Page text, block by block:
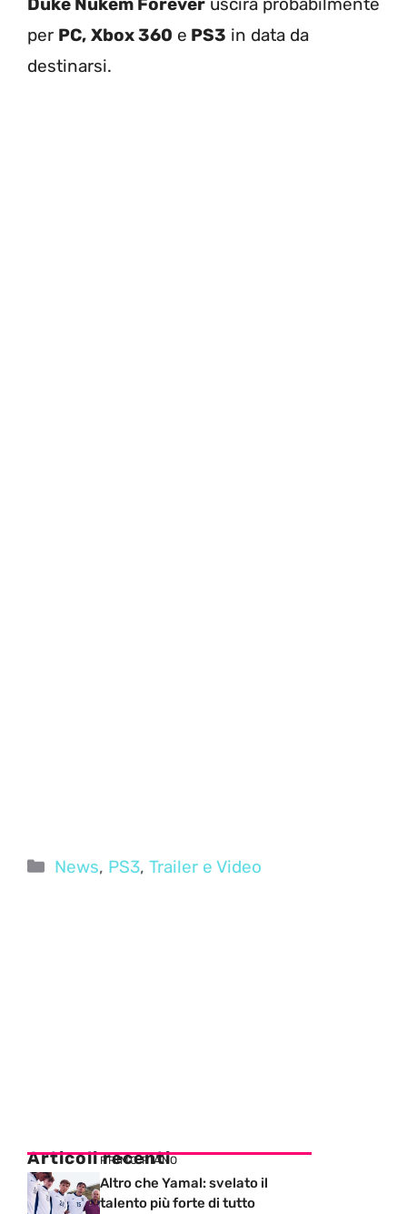
per PC, Xbox 360 e PS3 in data da
destinarsi.
Categorie
News, PS3,Trailer e Video
Articoli recenti
PRIMO PIANO
Altro che Yamal: svelato il
talento più forte di tutto